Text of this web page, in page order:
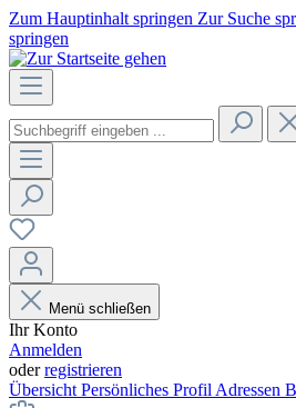
Zum Hauptinhalt springen Zur Suche
springen
Menü schließen
Ihr Konto
Anmelden
oderregistrieren
Übersicht Persönliches Profil Adressen